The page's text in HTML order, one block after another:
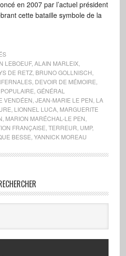
en 2007 par l’actuel président
cette bataille symbole de la
LEBOEUF, ALAIN MARLEIX,
DE RETZ, BRUNO GOLLNISCH
, DEVOIR DE MÉMOIRE
GÉNÉRAL
VENDÉEN JEAN-MARIE LE PEN LA
LIONNEL LUCA, MARGUERITE
MARION MARÉCHAL-LE PEN
FRANÇAISE TERREUR UMP,
BESSE YANNICK MOREAU